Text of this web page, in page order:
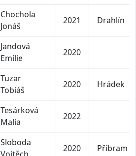
Chochola
Jonáš
2021 Drahlín
Jandová
Emílie
2020
Tuzar
Tobiáš
2020 Hrádek
Tesárková
Malia
2022
Sloboda
2020 Příbram